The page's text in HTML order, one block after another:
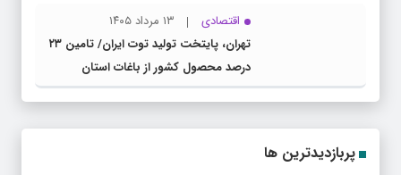
اقتصادی
۱۳ مرداد ۱۴۰۵
تهران، پایتخت تولید توت ایران/ تامین ۲۳
درصد محصول کشور از باغات استان
پربازدیدترین ها